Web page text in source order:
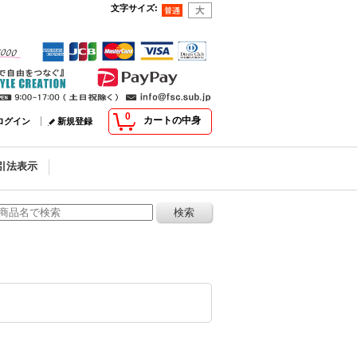
文字サイズ:
0 カートの中身
グイン 新規登録
法表示